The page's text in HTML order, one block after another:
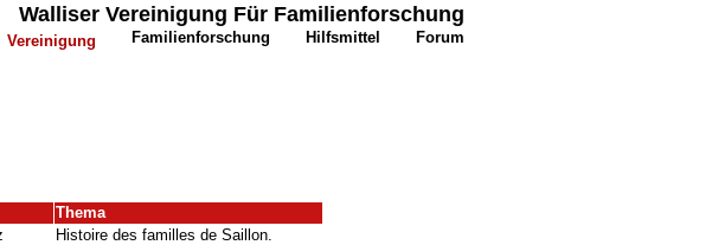
Walliser Vereinigung Für Familienforschung
Vereinigung Familienforschung Hilfsmittel Forum
Thema
Histoire des familles de Saillon.